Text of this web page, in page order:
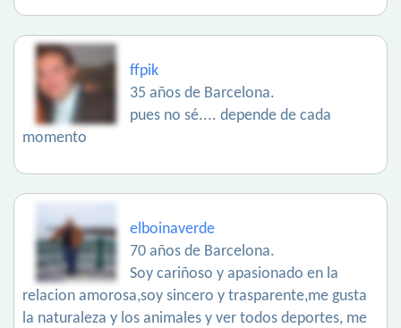
ffpik
35 años de Barcelona.
pues no sé.... depende de cada
momento
elboinaverde
70 años de Barcelona.
Soy cariñoso y apasionado en la
relacion amorosa,soy sincero y trasparente,me gusta
la naturaleza y los animales y ver todos deportes, me